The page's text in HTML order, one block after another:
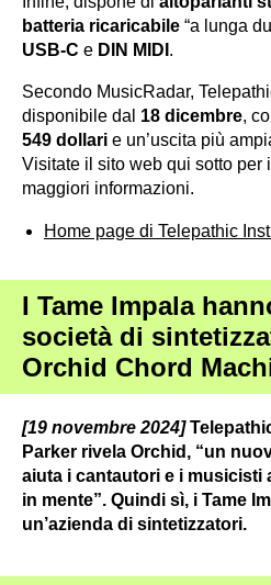
batteria ricaricabile “a lunga
USB-C e DIN MIDI .
Secondo MusicRadar,
disponibile dal 18 dicembre,
549 dollari e un’uscita più
Visitate il sito web qui sotto per
maggiori informazioni.
Home page di Telepathic
I Tame Impala
società di
Orchid Chord
[19 novembre 2024]
Parker rivela Orchid, “un
aiuta i cantautori e i musicisti
in mente”. Quindi sì, i Tame
un’azienda di sintetizzatori.